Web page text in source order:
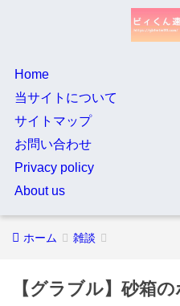
Home
当サイトについて
サイトマップ
お問い合わせ
Privacy policy
About us
ホーム 雑談
【グラブル】砂箱